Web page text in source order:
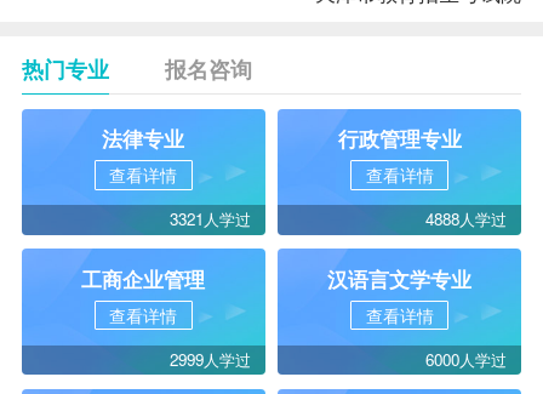
热门专业 报名咨询
法律专业
查看详情
3321人学过
行政管理专业
查看详情
4888人学过
工商企业管理
查看详情
2999人学过
汉语言文学专业
查看详情
6000人学过